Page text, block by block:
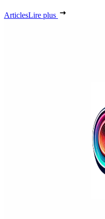
ArticlesLire plus